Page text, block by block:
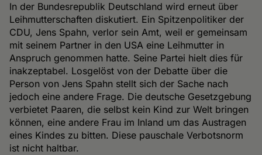
In der Bundesrepublik Deutschland wird erneut über
Leihmutterschaften diskutiert. Ein Spitzenpolitiker der
CDU, Jens Spahn, verlor sein Amt, weil er gemeinsam
mit seinem Partner in den USA eine Leihmutter in
Anspruch genommen hatte. Seine Partei hielt dies für
inakzeptabel. Losgelöst von der Debatte über die
Person von Jens Spahn stellt sich der Sache nach
jedoch eine andere Frage. Die deutsche Gesetzgebung
verbietet Paaren, die selbst kein Kind zur Welt bringen
können, eine andere Frau im Inland um das Austragen
eines Kindes zu bitten. Diese pauschale Verbotsnorm
ist nicht haltbar.